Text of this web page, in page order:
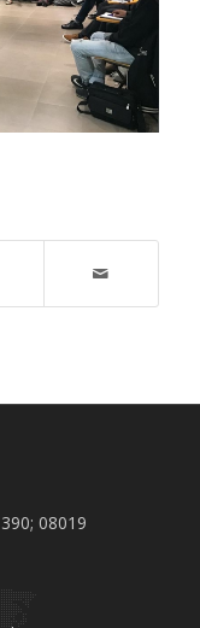
08019